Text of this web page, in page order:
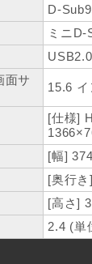
D-
ミニD-
面サ
15.6 イ
[仕様]
[幅]
[奥行
[高さ]
2.4 (単